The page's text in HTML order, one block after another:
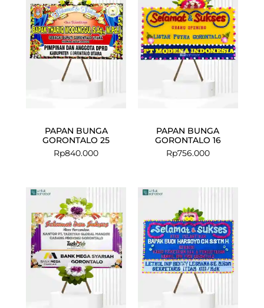
PAPAN BUNGA
GORONTALO 25
Rp840.000
PAPAN BUNGA
GORONTALO 16
Rp756.000